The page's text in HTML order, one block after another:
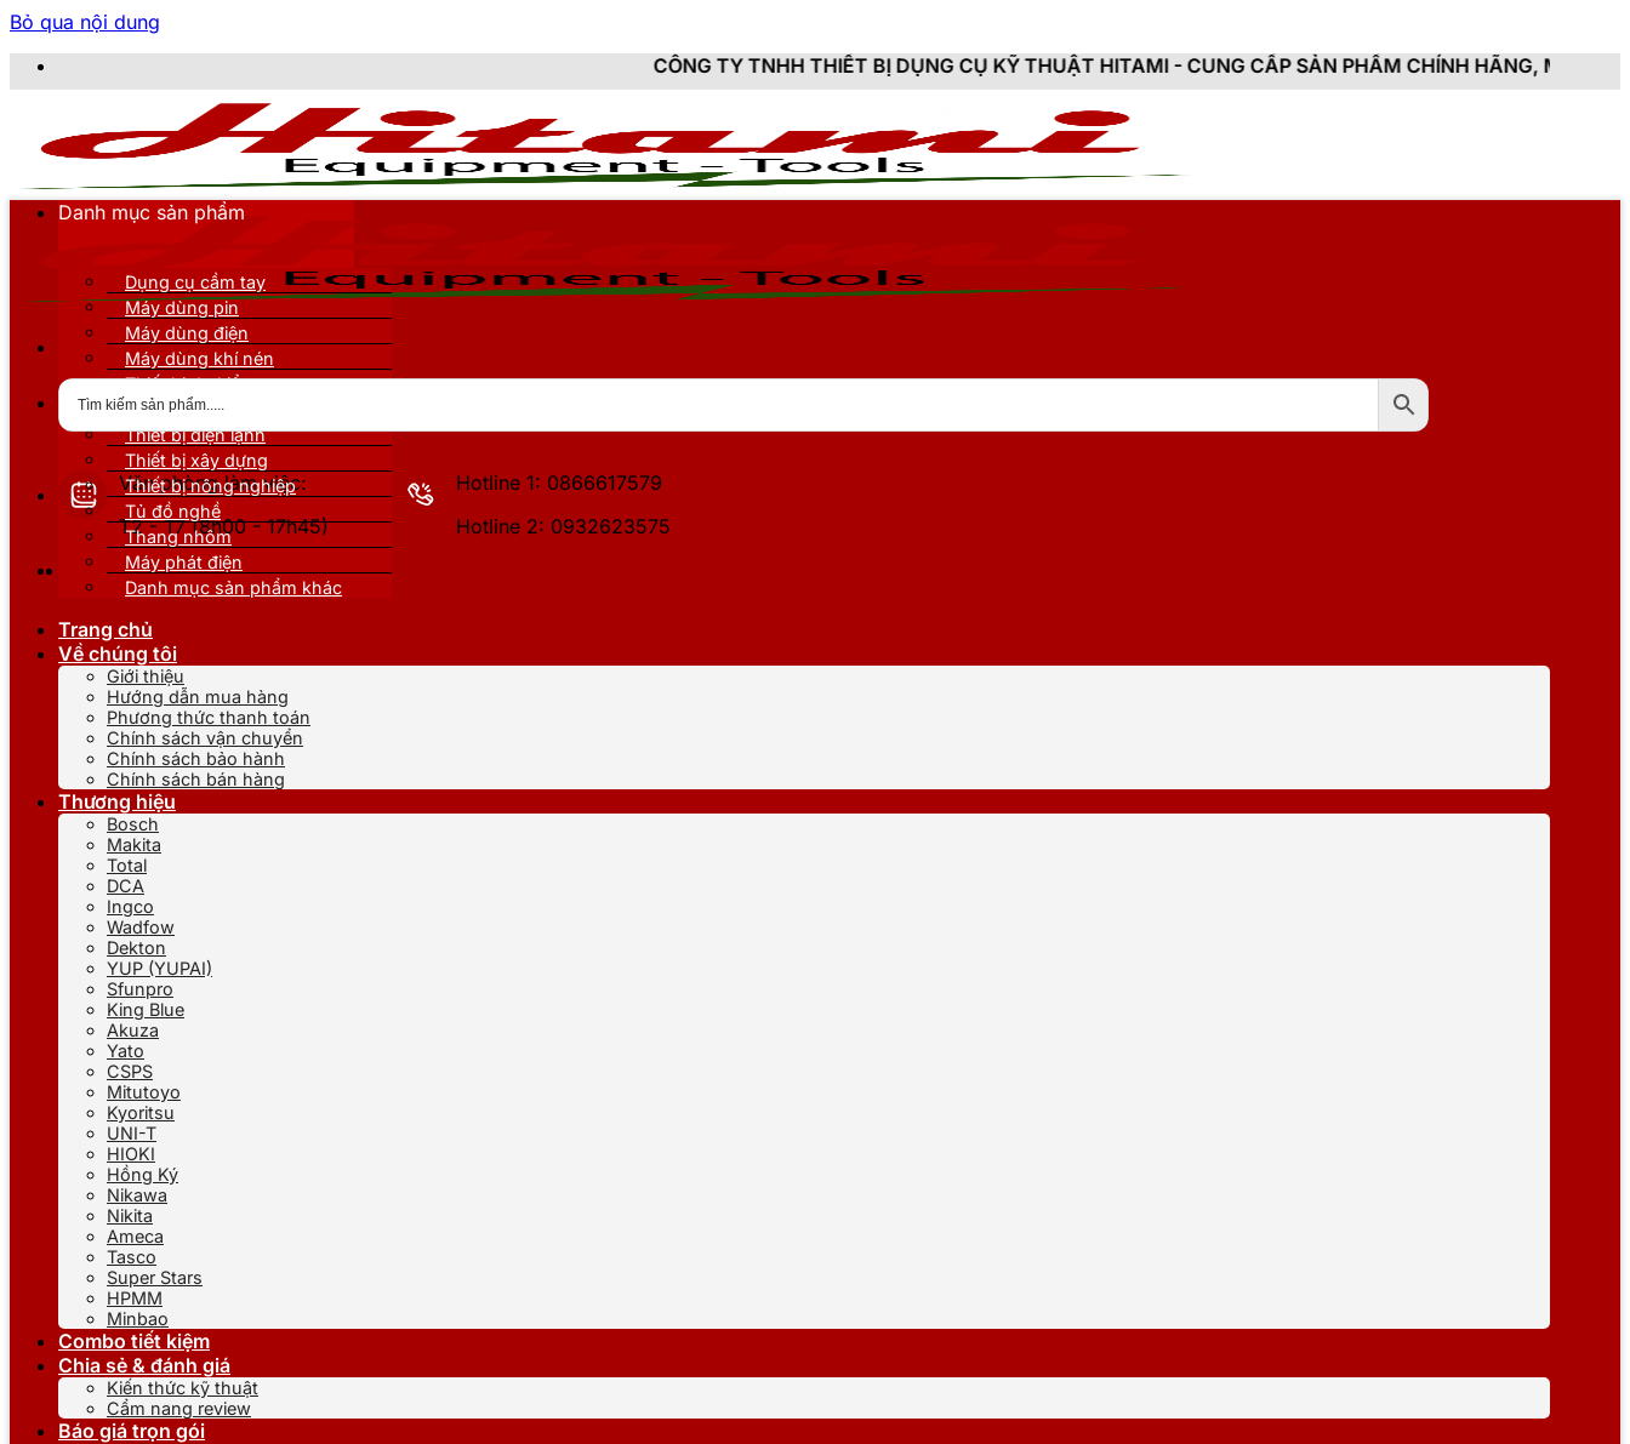
Bỏ qua nội dung
CÔNG TY TNHH THIẾT BỊ DỤNG CỤ KỸ THUẬT HITAMI - CUNG CẤP SẢN PHẨM CHÍNH HÃNG, MỚI 100%, ĐẦY ĐỦ
Văn phòng làm việc:
T2 - T7 (8h00 - 17h45)
Hotline 1: 0866617579
Hotline 2: 0932623575
Danh mục sản phẩm
Dụng cụ cầm tay
Máy dùng pin
Máy dùng điện
Máy dùng khí nén
Thiết bị đo kiểm
Thiết bị nâng đỡ
Thiết bị điện lạnh
Thiết bị xây dựng
Thiết bị nông nghiệp
Tủ đồ nghề
Thang nhôm
Máy phát điện
Danh mục sản phẩm khác
Trang chủ
Về chúng tôi
Giới thiệu
Hướng dẫn mua hàng
Phương thức thanh toán
Chính sách vận chuyển
Chính sách bảo hành
Chính sách bán hàng
Thương hiệu
Bosch
Makita
Total
DCA
Ingco
Wadfow
Dekton
YUP (YUPAI)
Sfunpro
King Blue
Akuza
Yato
CSPS
Mitutoyo
Kyoritsu
UNI-T
HIOKI
Hồng Ký
Nikawa
Nikita
Ameca
Tasco
Super Stars
HPMM
Minbao
Combo tiết kiệm
Chia sẻ & đánh giá
Kiến thức kỹ thuật
Cẩm nang review
Báo giá trọn gói